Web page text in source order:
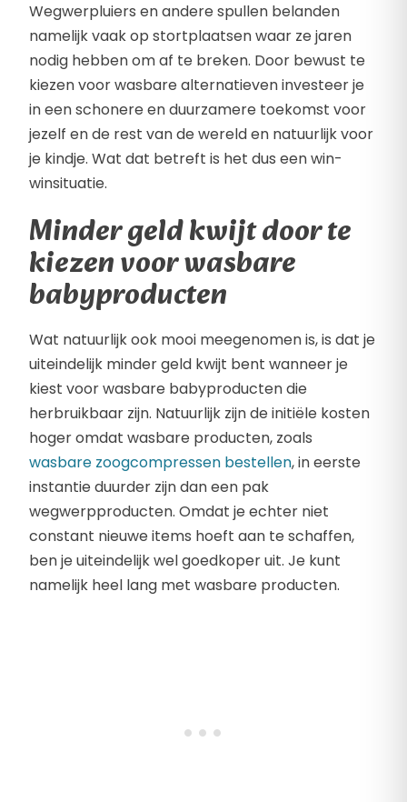
Wegwerpluiers en andere spullen belanden
namelijk vaak op stortplaatsen waar ze jaren
nodig hebben om af te breken. Door bewust te
kiezen voor wasbare alternatieven investeer je
in een schonere en duurzamere toekomst voor
jezelf en de rest van de wereld en natuurlijk voor
je kindje. Wat dat betreft is het dus een win-
winsituatie.
Minder geld kwijt door te
kiezen voor wasbare
babyproducten
Wat natuurlijk ook mooi meegenomen is, is dat je
uiteindelijk minder geld kwijt bent wanneer je
kiest voor wasbare babyproducten die
herbruikbaar zijn. Natuurlijk zijn de initiële kosten
hoger omdat wasbare producten, zoals
wasbare zoogcompressen bestellen, in eerste
instantie duurder zijn dan een pak
wegwerpproducten. Omdat je echter niet
constant nieuwe items hoeft aan te schaffen,
ben je uiteindelijk wel goedkoper uit. Je kunt
namelijk heel lang met wasbare producten.